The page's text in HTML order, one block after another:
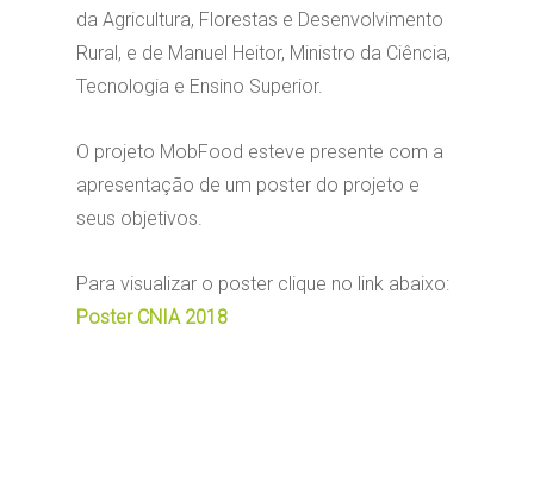
da Agricultura, Florestas e Desenvolvimento
Rural, e de Manuel Heitor, Ministro da Ciência,
Tecnologia e Ensino Superior.
O projeto MobFood esteve presente com a
apresentação de um poster do projeto e
seus objetivos.
Para visualizar o poster clique no link abaixo:
Poster CNIA 2018